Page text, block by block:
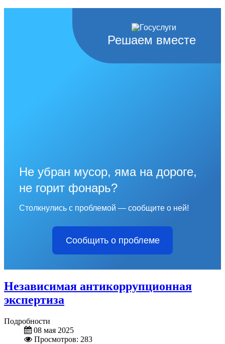
Решаем вместе
Не убран мусор, яма на дороге,
не горит фонарь?
Столкнулись с проблемой — сообщите о ней!
Сообщить о проблеме
Независимая антикоррупционная
экспертиза
Подробности
08 мая 2025
Просмотров: 283